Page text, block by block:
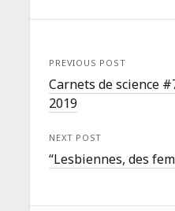
PREVIOUS POST
Carnets de science
2019
NEXT POST
“Lesbiennes, des